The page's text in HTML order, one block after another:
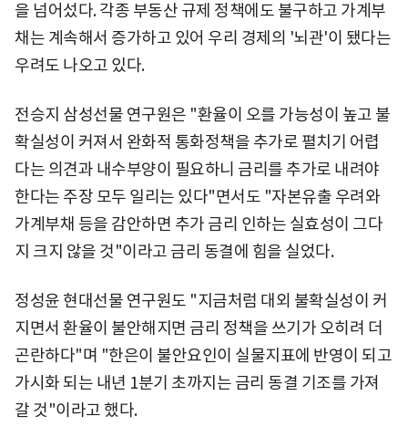
을 넘어섰다. 각종 부동산 규제 정책에도 불구하고 가계부
채는 계속해서 증가하고 있어 우리 경제의 '뇌관'이 됐다는
우려도 나오고 있다.
전승지 삼성선물 연구원은 "환율이 오를 가능성이 높고 불
확실성이 커져서 완화적 통화정책을 추가로 펼치기 어렵
다는 의견과 내수부양이 필요하니 금리를 추가로 내려야
한다는 주장 모두 일리는 있다"면서도 "자본유출 우려와
가계부채 등을 감안하면 추가 금리 인하는 실효성이 그다
지 크지 않을 것"이라고 금리 동결에 힘을 실었다.
정성윤 현대선물 연구원도 "지금처럼 대외 불확실성이 커
지면서 환율이 불안해지면 금리 정책을 쓰기가 오히려 더
곤란하다"며 "한은이 불안요인이 실물지표에 반영이 되고
가시화 되는 내년 1분기 초까지는 금리 동결 기조를 가져
갈 것"이라고 했다.